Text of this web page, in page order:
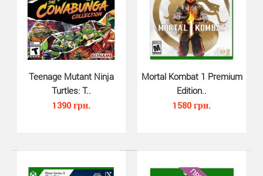
Mortal Kombat 11 (Xbox One, рус..
720 грн.
Teenage Mutant Ninja
Turtles: T..
1390 грн.
Mortal Kombat 1 Premium
Edition..
1580 грн.